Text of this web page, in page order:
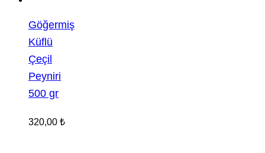
Göğermiş
Küflü
Çeçil
Peyniri
500 gr
320,00 ₺